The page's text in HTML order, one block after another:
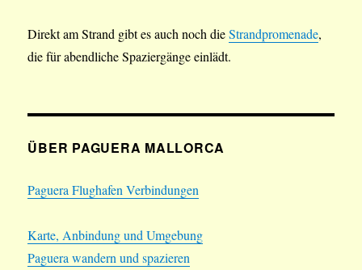
Direkt am Strand gibt es auch noch dieStrandpromenade,
die für abendliche Spaziergänge einlädt.
ÜBER PAGUERA MALLORCA
Paguera Flughafen Verbindungen
Karte, Anbindung und Umgebung
Paguera wandern und spazieren